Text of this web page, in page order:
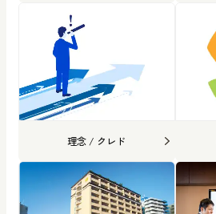
理念 / クレド